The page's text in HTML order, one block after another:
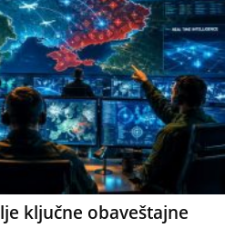
ključne obaveštajne